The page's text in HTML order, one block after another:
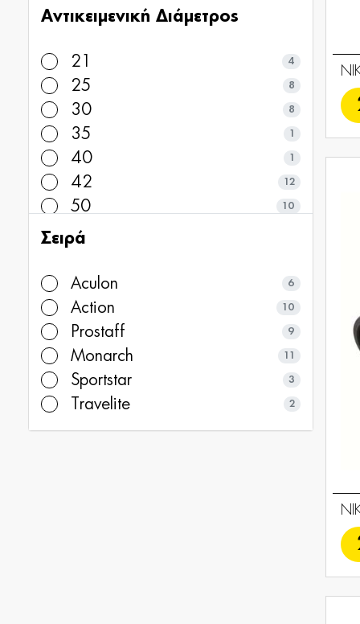
Αντικειμενική Διάμετρος
21 4
25 8
30 8
35 1
40 1
42 12
50 10
Σειρά
Aculon 6
Action 10
Prostaff 9
Monarch 11
Sportstar 3
Travelite 2